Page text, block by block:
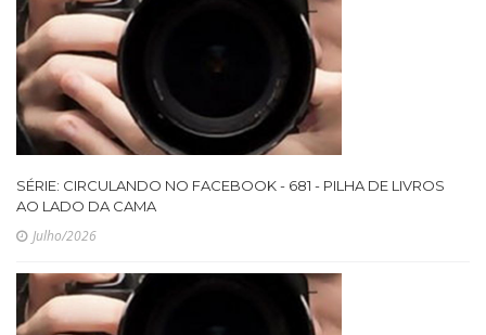
SÉRIE: CIRCULANDO NO FACEBOOK - 681 - PILHA DE LIVROS
AO LADO DA CAMA
Julho/2026